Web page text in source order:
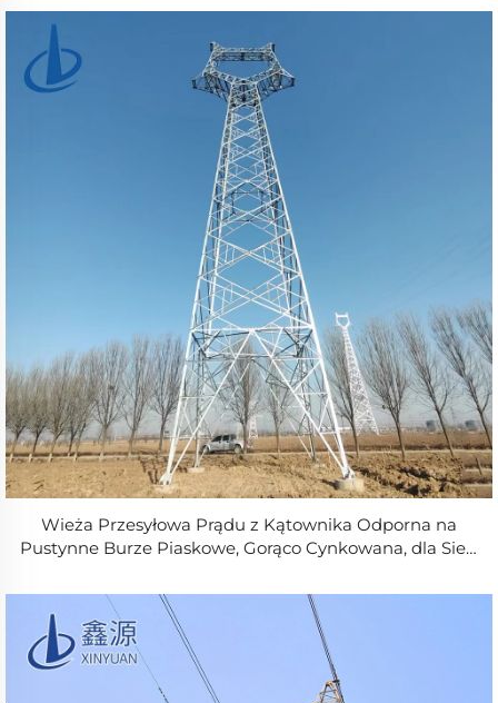
wspierania przewodów linii napowietrznych
Wieża Przesyłowa Prądu z Kątownika Odporna na
Pustynne Burze Piaskowe, Gorąco Cynkowana, dla Sieci